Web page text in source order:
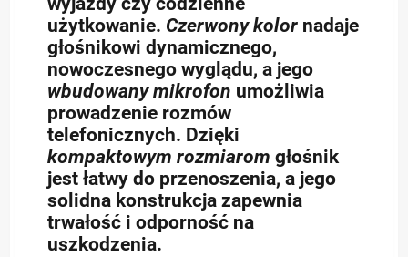
użytkowanie. Czerwony kolor nadaje
głośnikowi dynamicznego,
nowoczesnego wyglądu, a jego
wbudowany mikrofon umożliwia
prowadzenie rozmów
telefonicznych. Dzięki
kompaktowym rozmiarom głośnik
jest łatwy do przenoszenia, a jego
solidna konstrukcja zapewnia
trwałość i odporność na
uszkodzenia.